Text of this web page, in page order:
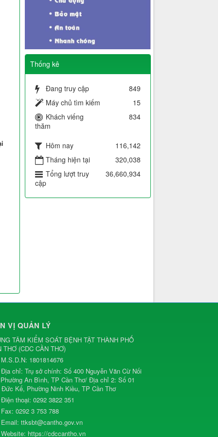
Thống kê
Đang truy cập
849
Máy chủ tìm kiếm
15
Khách viếng
thăm
834
Hôm nay
116,142
Tháng hiện tại
320,038
Tổng lượt truy
cập
36,660,934
VỊ QUẢN LÝ
TÂM KIỂM SOÁT BỆNH TẬT THÀNH PHỐ
THƠ (CDC CẦN THƠ)
M.S.D.N: 1801814676
Địa chỉ: Trụ sở chính: Số 400 Nguyễn Văn Cừ Nối
An Bình, TP Cần Thơ/ Địa chỉ 2: Số 01
Đức Kế, Phường Ninh Kiều, TP Cần Thơ
Điện thoại: 0292 3822 351
Fax: 0292 3 753 788
Email: ttksbt@cantho.gov.vn
Website: https://cdccantho.vn